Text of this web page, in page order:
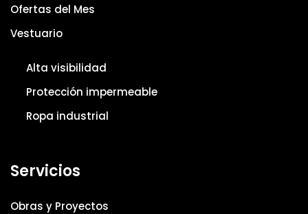
Ofertas del Mes
Vestuario
Alta visibilidad
Protección impermeable
Ropa industrial
Servicios
Obras y Proyectos